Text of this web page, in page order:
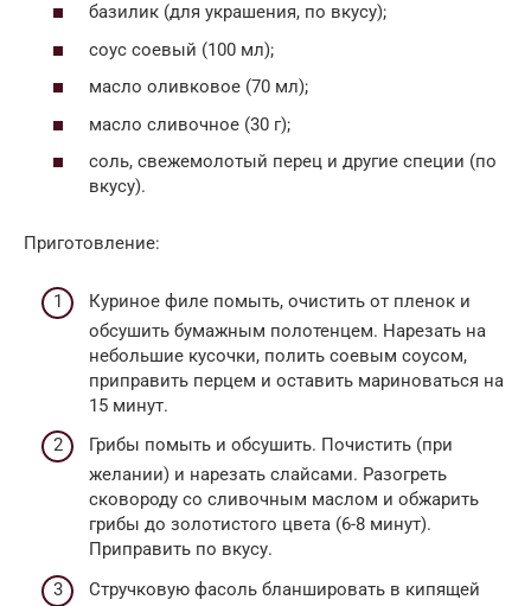
базилик (для украшения, по вкусу);
соус соевый (100 мл);
масло оливковое (70 мл);
масло сливочное (30 г);
соль, свежемолотый перец и другие специи (по
вкусу).
Приготовление:
Куриное филе помыть, очистить от пленок и
обсушить бумажным полотенцем. Нарезать на
небольшие кусочки, полить соевым соусом,
приправить перцем и оставить мариноваться на
15 минут.
Грибы помыть и обсушить. Почистить (при
желании) и нарезать слайсами. Разогреть
сковороду со сливочным маслом и обжарить
грибы до золотистого цвета (6-8 минут).
Приправить по вкусу.
Стручковую фасоль бланшировать в кипящей